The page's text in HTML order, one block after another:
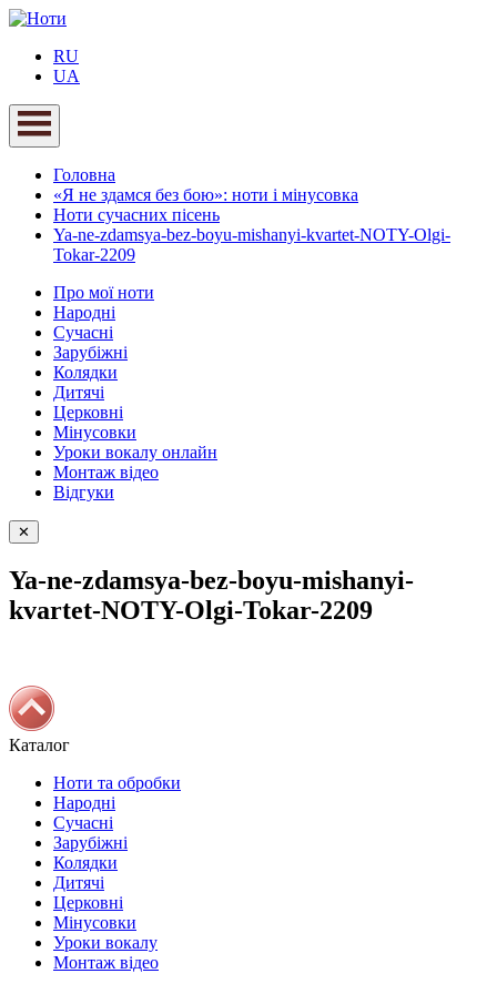
RU
UA
Головна
«Я не здамся без бою»: ноти і мінусовка
Ноти сучасних пісень
Ya-ne-zdamsya-bez-boyu-mishanyi-kvartet-NOTY-Olgi-
Tokar-2209
Про мої ноти
Народні
Сучасні
Зарубіжні
Колядки
Дитячі
Церковні
Мінусовки
Уроки вокалу онлайн
Монтаж відео
Відгуки
✕
Ya-ne-zdamsya-bez-boyu-mishanyi-
kvartet-NOTY-Olgi-Tokar-2209
Каталог
Ноти та обробки
Народні
Сучасні
Зарубіжні
Колядки
Дитячі
Церковні
Мінусовки
Уроки вокалу
Монтаж відео